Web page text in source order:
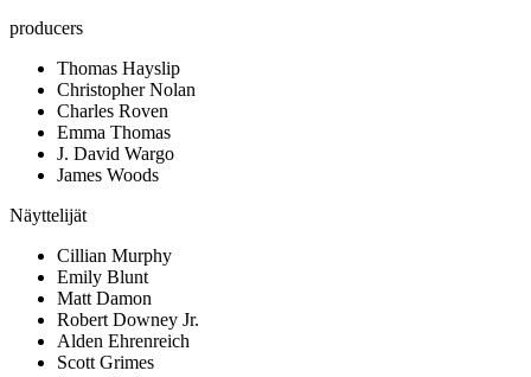
producers
Thomas Hayslip
Christopher Nolan
Charles Roven
Emma Thomas
J. David Wargo
James Woods
Näyttelijät
Cillian Murphy
Emily Blunt
Matt Damon
Robert Downey Jr.
Alden Ehrenreich
Scott Grimes